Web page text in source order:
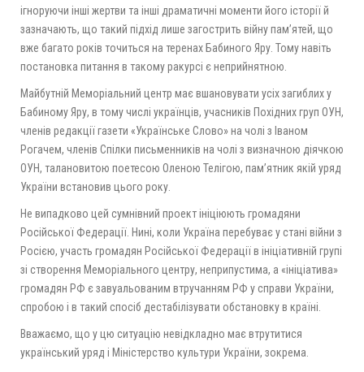
ігноруючи інші жертви та інші драматичні моменти його історії й
зазначають, що такий підхід лише загострить війну пам’ятей, що
вже багато років точиться на теренах Бабиного Яру. Тому навіть
постановка питання в такому ракурсі є неприйнятною.
Майбутній Меморіальний центр має вшановувати усіх загиблих у
Бабиному Яру, в тому числі українців, учасників Похідних груп ОУН,
членів редакції газети «Українське Слово» на чолі з Іваном
Рогачем, членів Спілки письменників на чолі з визначною діячкою
ОУН, талановитою поетесою Оленою Телігою, пам’ятник якій уряд
України встановив цього року.
Не випадково цей сумнівний проект ініціюють громадяни
Російської Федерації. Нині, коли Україна перебуває у стані війни з
Росією, участь громадян Російської Федерації в ініціативній групі
зі створення Меморіального центру, неприпустима, а «ініціатива»
громадян РФ є завуальованим втручанням РФ у справи України,
спробою і в такий спосіб дестабілізувати обстановку в країні.
Вважаємо, що у цю ситуацію невідкладно має втрутитися
український уряд і Міністерство культури України, зокрема.